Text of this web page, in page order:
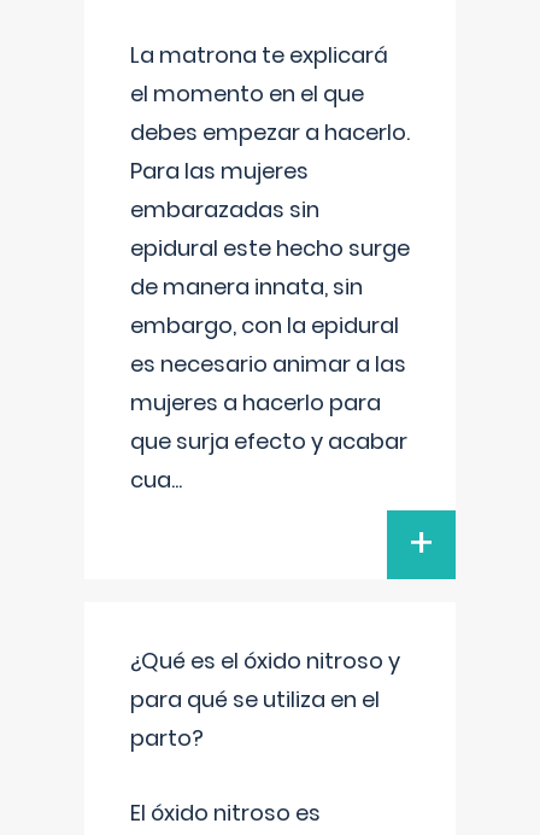
La matrona te explicará
el momento en el que
debes empezar a hacerlo.
Para las mujeres
embarazadas sin
epidural este hecho surge
de manera innata, sin
embargo, con la epidural
es necesario animar a las
mujeres a hacerlo para
que surja efecto y acabar
cua...
+
¿Qué es el óxido nitroso y
para qué se utiliza en el
parto?
El óxido nitroso es